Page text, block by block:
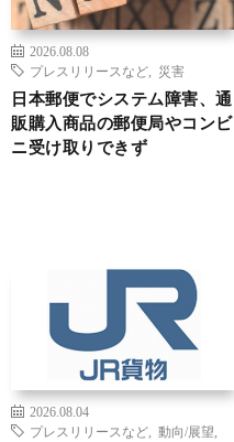
2026.08.08
プレスリリースなど
災害
日本郵便でシステム障害、通
販購入商品の郵便局やコンビ
ニ受け取りできず
2026.08.04
プレスリリースなど
動向/展望